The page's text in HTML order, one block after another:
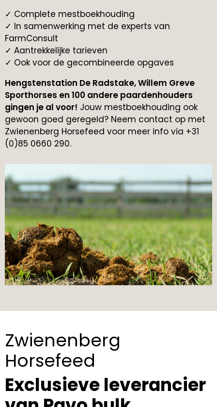
✓ Complete mestboekhouding
✓ In samenwerking met de experts van
FarmConsult
✓ Aantrekkelijke tarieven
✓ Ook voor de gecombineerde opgaves
Hengstenstation De Radstake, Willem Greve
Sporthorses en 100 andere paardenhouders
gingen je al voor! Jouw mestboekhouding ook
gewoon goed geregeld? Neem contact op met
Zwienenberg Horsefeed voor meer info via +31
(0)85 0660 290.
Zwienenberg
Horsefeed
Exclusieve leverancier